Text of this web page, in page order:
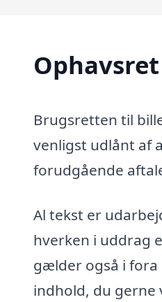
Ophavsret
Brugsretten til
venligst udlånt af
forudgående
Al tekst er
hverken i uddrag
gælder også i fora
indhold, du gerne